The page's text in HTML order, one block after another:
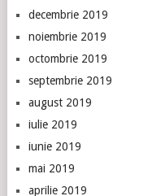
decembrie 2019
noiembrie 2019
octombrie 2019
septembrie 2019
august 2019
iulie 2019
iunie 2019
mai 2019
aprilie 2019